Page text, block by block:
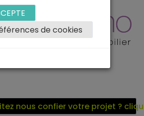
nous confier votre projet ?
de cookies